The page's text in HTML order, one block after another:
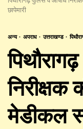
छापेमारी
अन्य अपराध उत्तराखण्ड
निरीक्षक
मेडीकल